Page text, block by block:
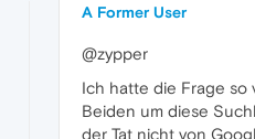
A Former User
@zypper
Ich hatte die Frage so
Beiden um diese
der Tat nicht von